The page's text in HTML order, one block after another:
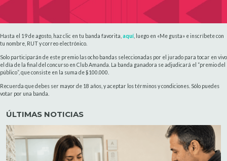
Hasta el 19 de agosto, haz clic en tu banda favorita, aquí , luego en «Me gusta» e inscríbete con
tu nombre, RUT y correo electrónico.
Solo participarán de este premio las ocho bandas seleccionadas por el jurado para tocar en vivo
el día de la final del concurso en Club Amanda. La banda ganadora se adjudicará el “premio del
público”, que consiste en la suma de $100.000.
Recuerda que debes ser mayor de 18 años, y aceptar los términos y condiciones. Sólo puedes
votar por una banda.
ÚLTIMAS NOTICIAS